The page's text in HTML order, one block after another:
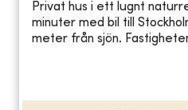
Privat hus i ett lugnt
minuter med bil till
meter från sjön.